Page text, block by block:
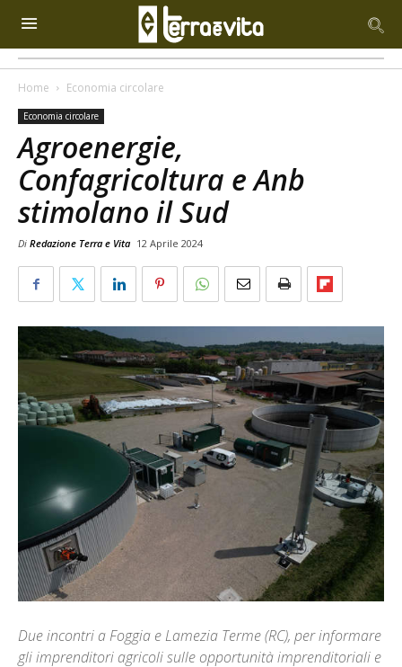
Home Economia circolare
Economia circolare
Agroenergie,
Confagricoltura e Anb
stimolano il Sud
Di Redazione Terra e Vita 12 Aprile 2024
Due incontri a Foggia e Lamezia Terme (RC), per informare
gli imprenditori agricoli sulle opportunità imprenditoriali e